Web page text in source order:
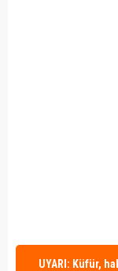
UYARI: Küfür,